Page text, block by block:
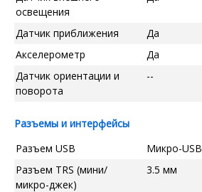
освещения
Датчик приближения Да
Акселерометр
Да
Датчик ориентации и
поворота
--
Разъемы и интерфейсы
Разъем USB
Микро-USB
Разъем TRS (мини/
микро-джек)
3.5 мм